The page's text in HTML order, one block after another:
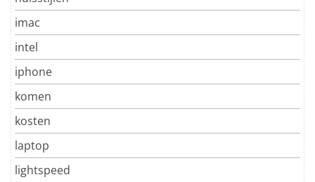
imac
intel
iphone
komen
kosten
laptop
lightspeed